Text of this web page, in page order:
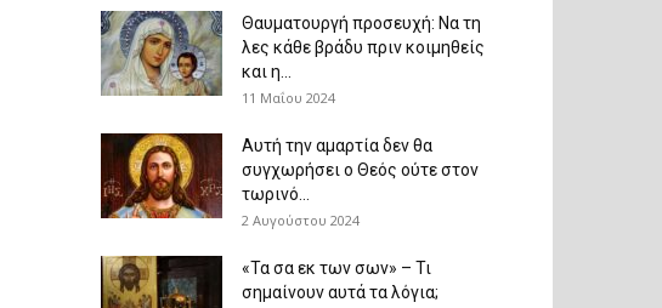
Θαυματουργή προσευχή: Να τη
λες κάθε βράδυ πριν κοιμηθείς
και η...
11 Μαΐου 2024
Αυτή την αμαρτία δεν θα
συγχωρήσει ο Θεός ούτε στον
τωρινό...
2 Αυγούστου 2024
«Τα σα εκ των σων» – Τι
σημαίνουν αυτά τα λόγια;